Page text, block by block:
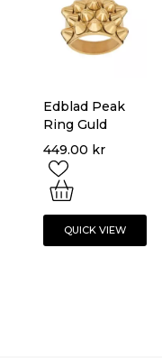
Edblad Peak
Ring Guld
449.00 kr
QUICK VIEW